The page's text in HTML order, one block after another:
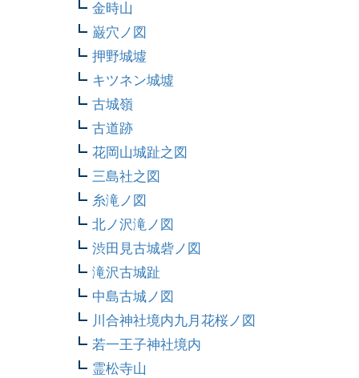
金時山
巌穴ノ図
押野城墟
キツネン城墟
古城嶺
古道跡
花岡山城趾之図
三島社之図
糸滝ノ図
北ノ沢滝ノ図
渋田見古城砦ノ図
滝沢古城趾
中島古城ノ図
川合神社境内九月花桜ノ図
若一王子神社境内
霊松寺山